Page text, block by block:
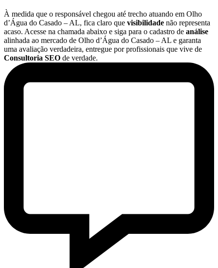
À medida que o responsável chegou até trecho atuando em Olho
d’Água do Casado – AL, fica claro que visibilidade não representa
acaso. Acesse na chamada abaixo e siga para o cadastro de análise
alinhada ao mercado de Olho d’Água do Casado – AL e garanta
uma avaliação verdadeira, entregue por profissionais que vive de
Consultoria SEO de verdade.